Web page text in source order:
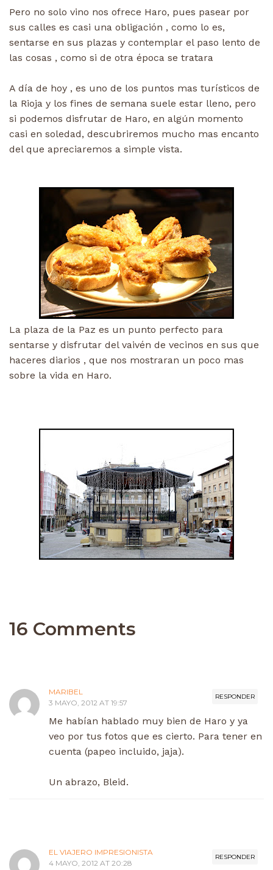
Pero no solo vino nos ofrece Haro, pues pasear por
sus calles es casi una obligación , como lo es,
sentarse en sus plazas y contemplar el paso lento de
las cosas , como si de otra época se tratara
A día de hoy , es uno de los puntos mas turísticos de
la Rioja y los fines de semana suele estar lleno, pero
si podemos disfrutar de Haro, en algún momento
casi en soledad, descubriremos mucho mas encanto
del que apreciaremos a simple vista.
La plaza de la Paz es un punto perfecto para
sentarse y disfrutar del vaivén de vecinos en sus que
haceres diarios , que nos mostraran un poco mas
sobre la vida en Haro.
16 Comments
RESPONDER
MARIBEL
3 MAYO, 2012 AT 19:57
Me habían hablado muy bien de Haro y ya
veo por tus fotos que es cierto. Para tener en
cuenta (papeo incluido, jaja).
Un abrazo, Bleid.
RESPONDER
EL VIAJERO IMPRESIONISTA
4 MAYO, 2012 AT 20:28